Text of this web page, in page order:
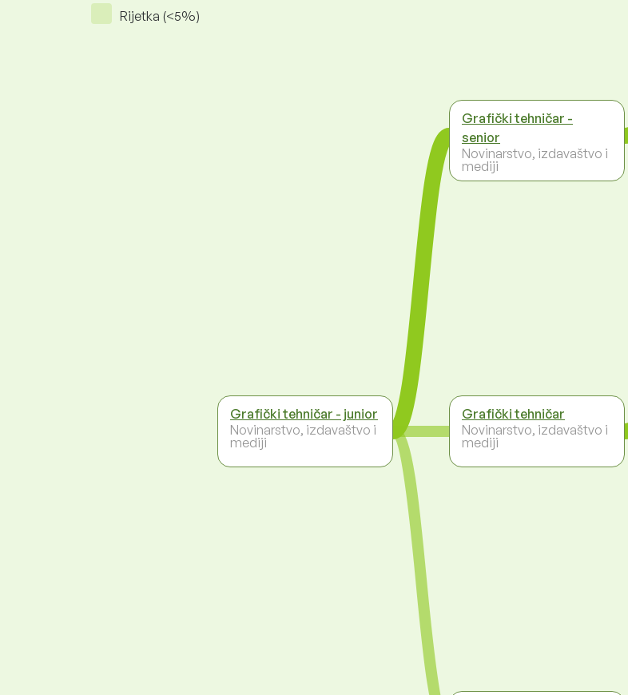
Rijetka (<5%)
Grafički tehničar - junior
Novinarstvo, izdavaštvo i
mediji
Grafički tehničar -
senior
Novinarstvo, izdavaštvo i
mediji
Grafički tehničar
Novinarstvo, izdavaštvo i
mediji